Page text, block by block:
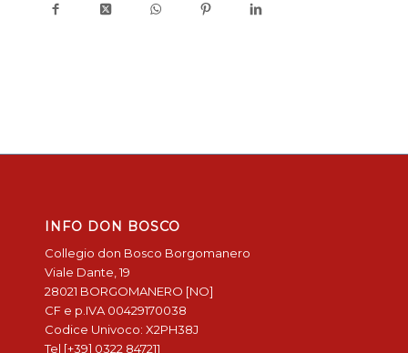
INFO DON BOSCO
Collegio don Bosco Borgomanero
Viale Dante, 19
28021 BORGOMANERO [NO]
CF e p.IVA 00429170038
Codice Univoco: X2PH38J
Tel [+39] 0322 847211